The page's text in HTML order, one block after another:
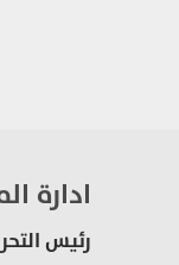
ادارة
رئيس